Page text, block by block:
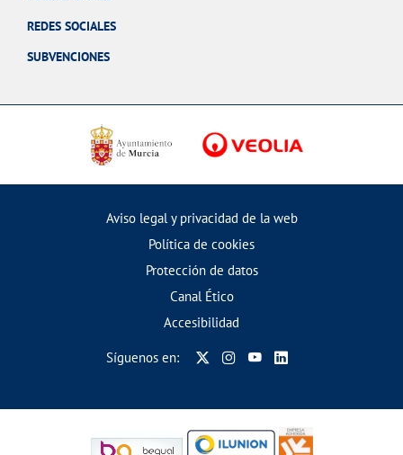
REDES SOCIALES
SUBVENCIONES
Aviso legal y privacidad de la web
Política de cookies
Protección de datos
Canal Ético
Accesibilidad
Síguenos en: